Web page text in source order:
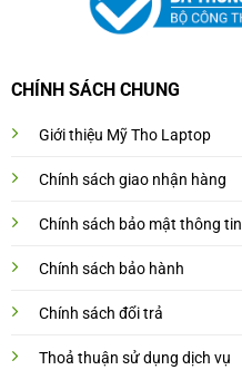
CHÍNH SÁCH CHUNG
Giới thiệu Mỹ Tho Laptop
Chính sách giao nhận hàng
Chính sách bảo mật thông tin
Chính sách bảo hành
Chính sách đổi trả
Thoả thuận sử dụng dịch vụ